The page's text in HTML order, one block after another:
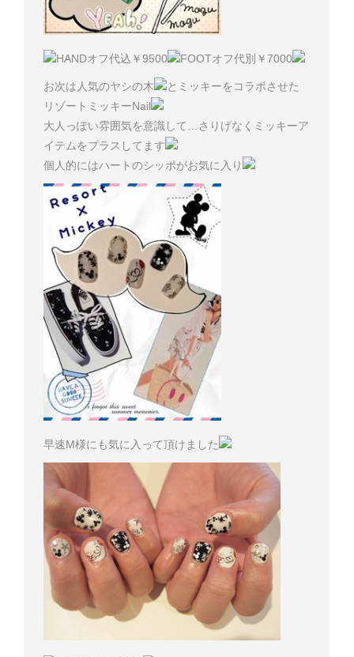
HANDオフ代込￥9500 FOOTオフ代別￥7000
お次は人気のヤシの木
とミッキーをコラボさせた
リゾートミッキーNail
大人っぽい雰囲気を意識して…さりげなくミッキーア
イテムをプラスしてます
個人的にはハートのシッポがお気に入り
早速M様にも気に入って頂けました